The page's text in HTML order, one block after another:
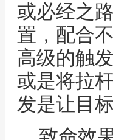
或必经之
置，配合
高级的触
或是将拉
发是让目